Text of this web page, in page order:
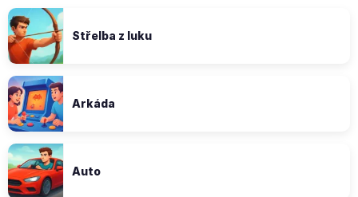
Střelba z luku
Arkáda
Auto